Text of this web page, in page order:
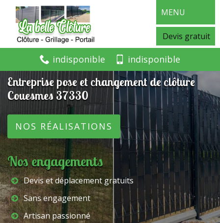
MENU
Devis gratuit
indisponible indisponible
Entreprise pose et changement de clôture
Couesmes 37330
NOS RÉALISATIONS
Nos engagements
Devis et déplacement gratuits
Sans engagement
Artisan passionné